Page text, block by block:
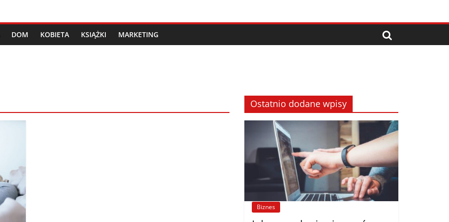
DOM KOBIETA KSIĄŻKI MARKETING
Ostatnio dodane wpisy
Biznes